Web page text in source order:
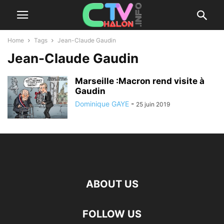
Home Tags Jean-Claude Gaudin
Jean-Claude Gaudin
Marseille :Macron rend visite à
Gaudin
Dominique GAYE - 25 juin 2019
ABOUT US
FOLLOW US